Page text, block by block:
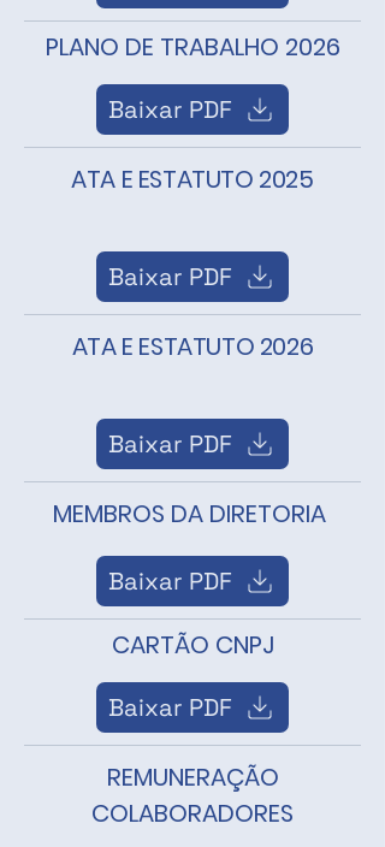
PLANO DE TRABALHO 2026
Baixar PDF
ATA E ESTATUTO 2025
Baixar PDF
ATA E ESTATUTO 2026
Baixar PDF
MEMBROS DA DIRETORIA
Baixar PDF
CARTÃO CNPJ
Baixar PDF
REMUNERAÇÃO
COLABORADORES